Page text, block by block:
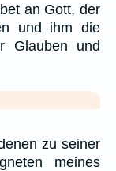
an Gott, der
und ihm die
Glauben und
zu seiner
meines